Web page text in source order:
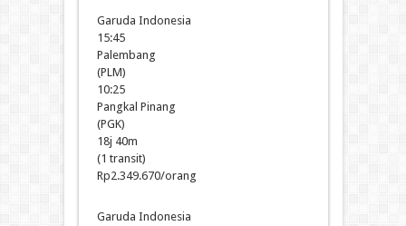
Garuda Indonesia
15:45
Palembang
(PLM)
10:25
Pangkal Pinang
(PGK)
18j 40m
(1 transit)
Rp2.349.670/orang
Garuda Indonesia